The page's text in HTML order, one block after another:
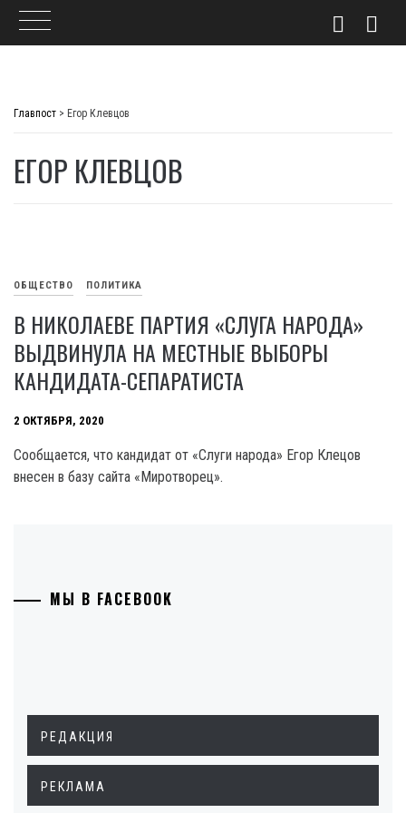
Главпост > Егор Клевцов
ЕГОР КЛЕВЦОВ
ОБЩЕСТВО ПОЛИТИКА
В НИКОЛАЕВЕ ПАРТИЯ «СЛУГА НАРОДА»
ВЫДВИНУЛА НА МЕСТНЫЕ ВЫБОРЫ
КАНДИДАТА-СЕПАРАТИСТА
2 ОКТЯБРЯ, 2020
Сообщается, что кандидат от «Слуги народа» Егор Клецов
внесен в базу сайта «Миротворец».
МЫ В FACEBOOK
РЕДАКЦИЯ
РЕКЛАМА